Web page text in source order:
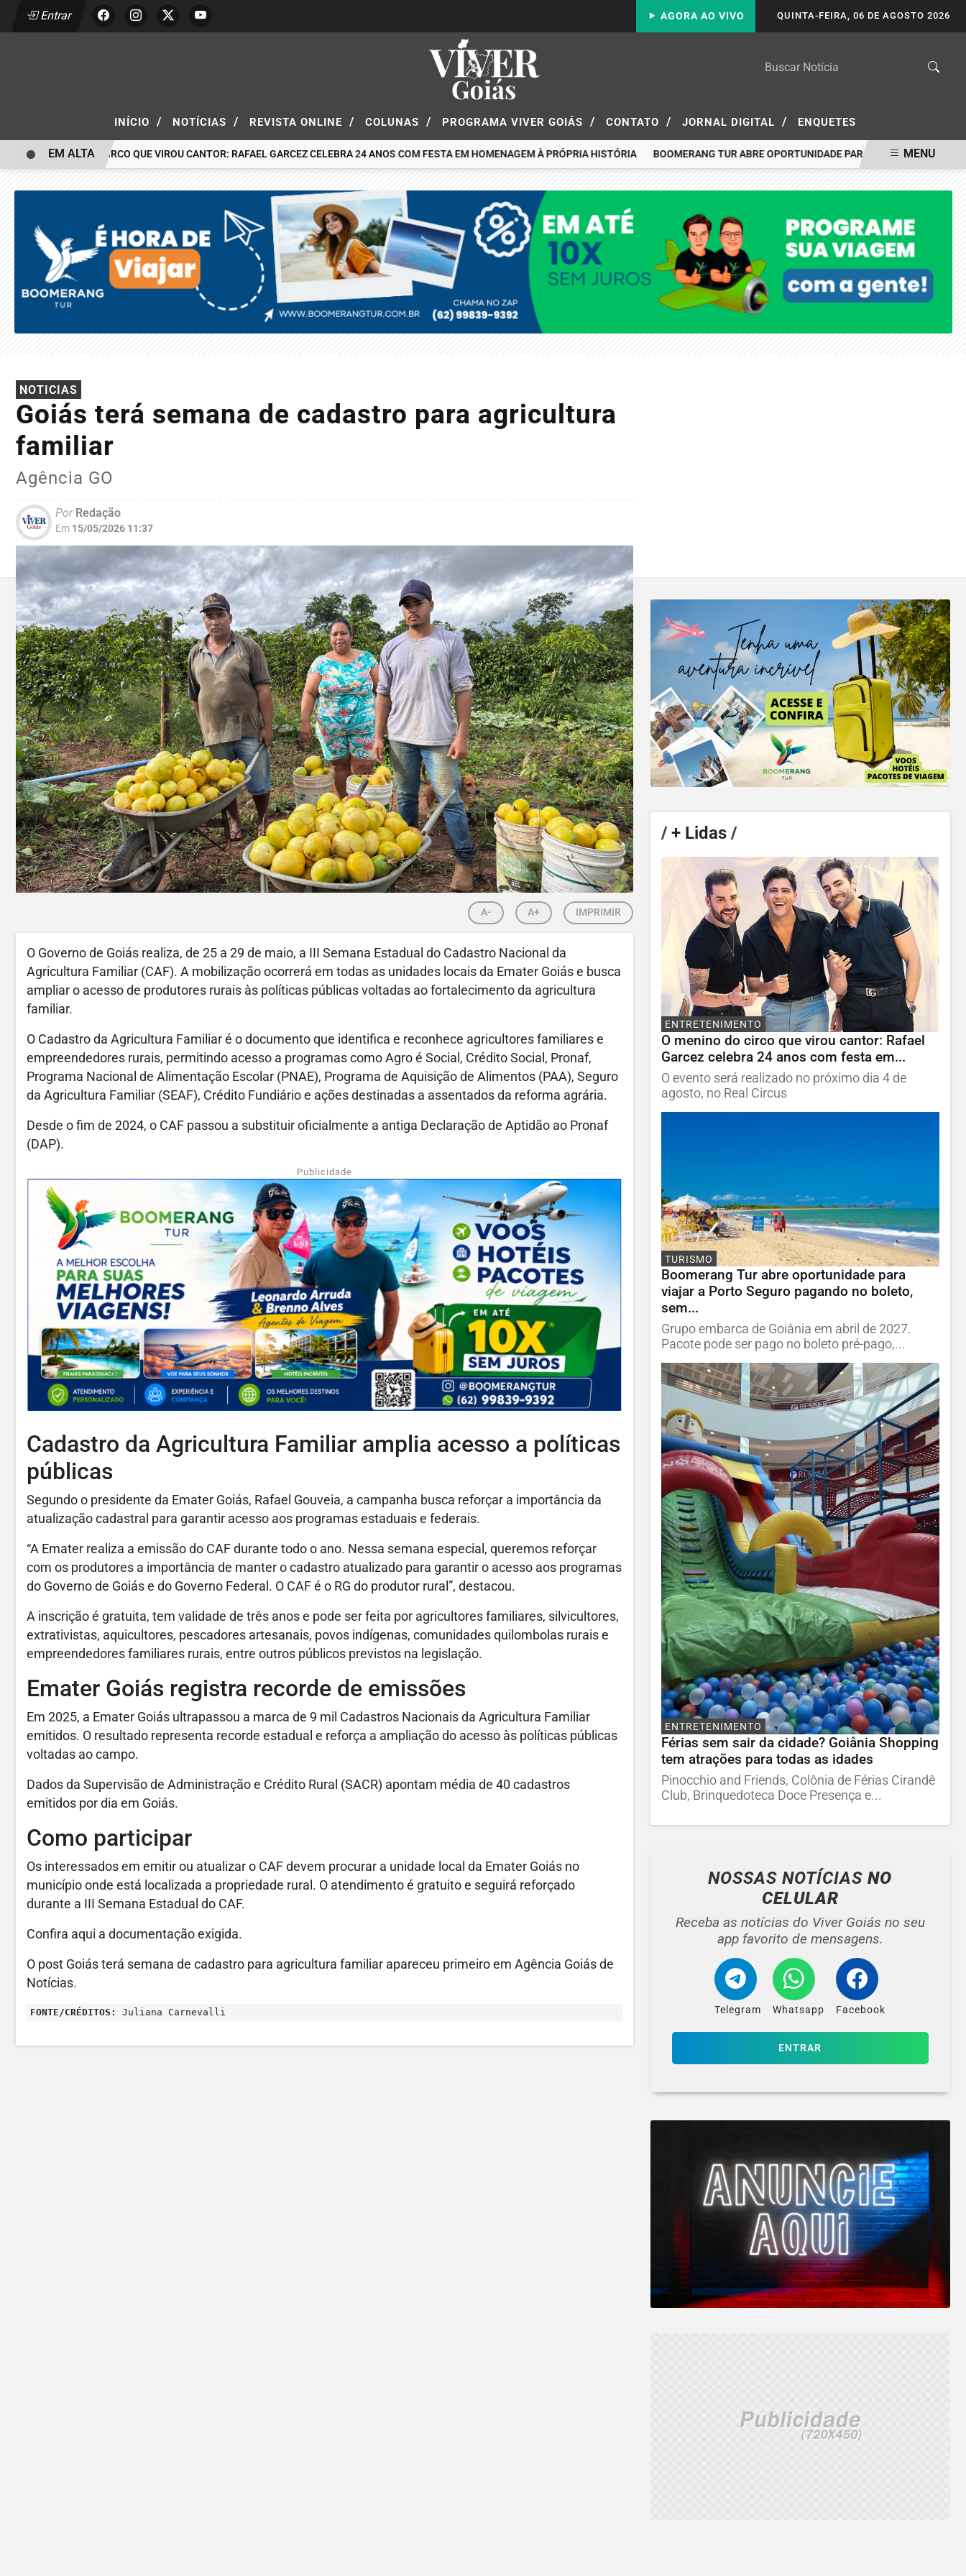
Entrar QUINTA-FEIRA, 06 DE AGOSTO 2026
AGORA AO VIVO
INÍCIO / NOTÍCIAS / REVISTA ONLINE / COLUNAS / PROGRAMA VIVER GOIÁS / CONTATO / JORNAL DIGITAL / ENQUETES
O MENINO DO CIRCO QUE VIROU CANTOR: RAFAEL GARCEZ CELEBRA 24 ANOS COM FESTA EM HOMENAGEM À PRÓPRIA HISTÓRIA BOOMERANG TUR ABRE OPORTUNIDADE PARA VIAJAR A PORTO
EM ALTA MENU
NOTICIAS
Goiás terá semana de cadastro para agricultura
familiar
Agência GO
PorRedação
Em 15/05/2026 11:37
A- A+ IMPRIMIR
O Governo de Goiás realiza, de 25 a 29 de maio, a III Semana Estadual do Cadastro Nacional da
Agricultura Familiar (CAF). A mobilização ocorrerá em todas as unidades locais da Emater Goiás e busca
ampliar o acesso de produtores rurais às políticas públicas voltadas ao fortalecimento da agricultura
familiar.
O Cadastro da Agricultura Familiar é o documento que identifica e reconhece agricultores familiares e
empreendedores rurais, permitindo acesso a programas como Agro é Social, Crédito Social, Pronaf,
Programa Nacional de Alimentação Escolar (PNAE), Programa de Aquisição de Alimentos (PAA), Seguro
da Agricultura Familiar (SEAF), Crédito Fundiário e ações destinadas a assentados da reforma agrária.
Desde o fim de 2024, o CAF passou a substituir oficialmente a antiga Declaração de Aptidão ao Pronaf
(DAP).
Publicidade
Cadastro da Agricultura Familiar amplia acesso a políticas
públicas
Segundo o presidente da Emater Goiás, Rafael Gouveia, a campanha busca reforçar a importância da
atualização cadastral para garantir acesso aos programas estaduais e federais.
“A Emater realiza a emissão do CAF durante todo o ano. Nessa semana especial, queremos reforçar
com os produtores a importância de manter o cadastro atualizado para garantir o acesso aos programas
do Governo de Goiás e do Governo Federal. O CAF é o RG do produtor rural”, destacou.
A inscrição é gratuita, tem validade de três anos e pode ser feita por agricultores familiares, silvicultores,
extrativistas, aquicultores, pescadores artesanais, povos indígenas, comunidades quilombolas rurais e
empreendedores familiares rurais, entre outros públicos previstos na legislação.
Emater Goiás registra recorde de emissões
Em 2025, a Emater Goiás ultrapassou a marca de 9 mil Cadastros Nacionais da Agricultura Familiar
emitidos. O resultado representa recorde estadual e reforça a ampliação do acesso às políticas públicas
voltadas ao campo.
Dados da Supervisão de Administração e Crédito Rural (SACR) apontam média de 40 cadastros
emitidos por dia em Goiás.
Como participar
Os interessados em emitir ou atualizar o CAF devem procurar a unidade local da Emater Goiás no
município onde está localizada a propriedade rural. O atendimento é gratuito e seguirá reforçado
durante a III Semana Estadual do CAF.
Confira aqui a documentação exigida.
O post Goiás terá semana de cadastro para agricultura familiar apareceu primeiro em Agência Goiás de
Notícias.
FONTE/CRÉDITOS: Juliana Carnevalli
/+ Lidas /
ENTRETENIMENTO
O menino do circo que virou cantor: Rafael
Garcez celebra 24 anos com festa em...
O evento será realizado no próximo dia 4 de
agosto, no Real Circus
TURISMO
Boomerang Tur abre oportunidade para
viajar a Porto Seguro pagando no boleto,
sem...
Grupo embarca de Goiânia em abril de 2027.
Pacote pode ser pago no boleto pré-pago,...
ENTRETENIMENTO
Férias sem sair da cidade? Goiânia Shopping
tem atrações para todas as idades
Pinocchio and Friends, Colônia de Férias Cirandê
Club, Brinquedoteca Doce Presença e...
NOSSAS NOTÍCIASNO
CELULAR
Receba as notícias do Viver Goiás no seu
app favorito de mensagens.
Telegram Whatsapp Facebook
ENTRAR